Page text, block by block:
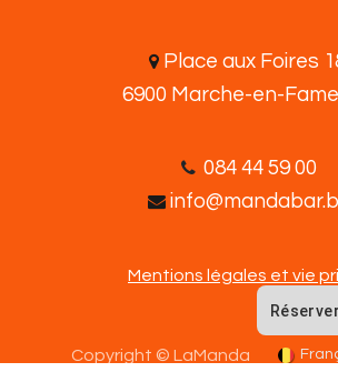
Mentions légales et vie
Place aux Foires
6900 Marche-en-
08​4 44 5​9​ 00
Copyright © LaManda